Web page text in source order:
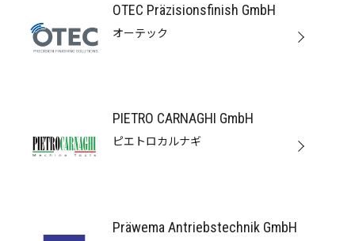
OTEC Präzisionsfinish GmbH
オーテック
PIETRO CARNAGHI GmbH
ピエトロカルナギ
Präwema Antriebstechnik GmbH